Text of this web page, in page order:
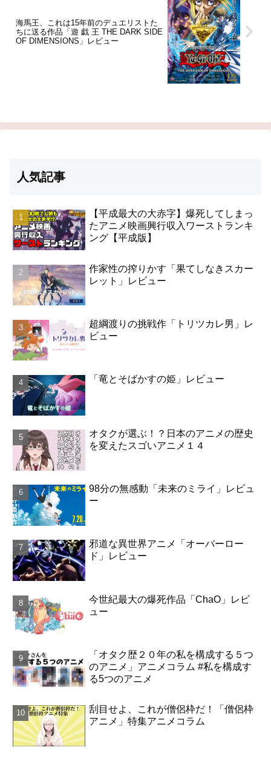
海馬王、これは15年前のデュエリストた
ちに送る作品「遊 戯 王 THE DARK SIDE
OF DIMENSIONS」レビュー
人気記事
【平成最大の大赤字】爆死してしまっ
たアニメ映画興行収入ワーストランキ
ング【平成版】
作家性の搾りかす「果てしなきスカー
レット」レビュー
超綱渡りの挑戦作「トリツカレ男」レ
ビュー
「竜とそばかすの姫」レビュー
オタクが選ぶ！？日本のアニメの歴史
を変えたスゴいアニメ１４
98分の無感動「未来のミライ」レビュ
ー
邪道な異世界アニメ「オーバーロー
ド」レビュー
今世紀最大の爆死作品「ChaO」レビ
ュー
「オタク歴２０年の私を構成する５つ
のアニメ」アニメコラム #私を構成す
る5つのアニメ
刮目せよ、これが僧侶枠だ！「僧侶枠
アニメ」特集アニメコラム